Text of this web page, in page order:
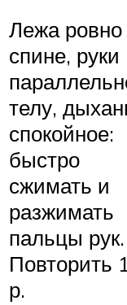
Лежа ровно
спине, руки
телу,
спокойное:
быстро
сжимать и
разжимать
пальцы рук.
Повторить
р.